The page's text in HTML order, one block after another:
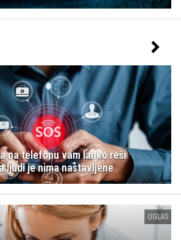
na telefonu vam lahko reši
ljudi je nima nastavljene
OGLAS